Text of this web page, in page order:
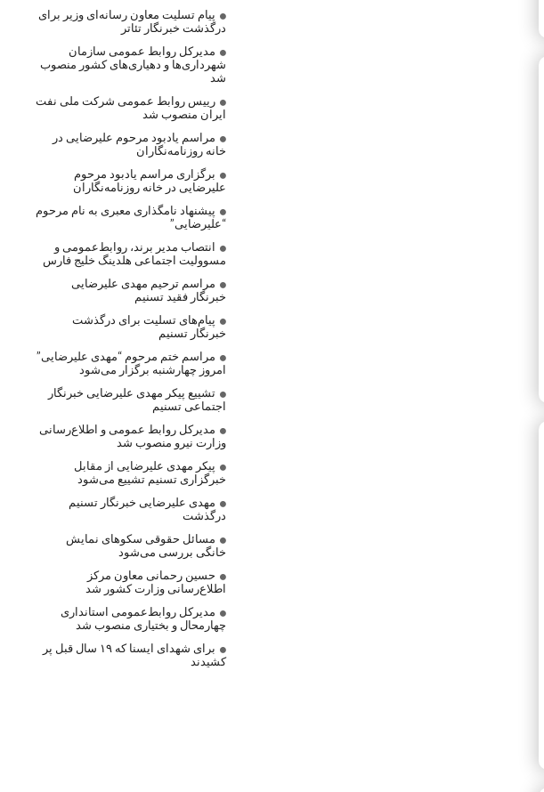
پیام تسلیت معاون رسانه‌ای وزیر برای
درگذشت خبرنگار تئاتر
مدیرکل روابط عمومی سازمان
شهرداری‌ها و دهیاری‌های کشور منصوب
شد
رییس روابط عمومی شرکت ملی نفت
ایران منصوب شد
مراسم یادبود مرحوم علیرضایی در
خانه روزنامه‌نگاران
برگزاری مراسم یادبود مرحوم
علیرضایی در خانه روزنامه‌نگاران
پیشنهاد نامگذاری معبری به نام مرحوم
“علیرضایی”
انتصاب مدیر برند، روابط‌عمومی و
مسوولیت اجتماعی هلدینگ خلیج فارس
مراسم ترحیم مهدی علیرضایی
خبرنگار فقید تسنیم
پیام‌های تسلیت برای درگذشت
خبرنگار تسنیم
مراسم ختم مرحوم “مهدی علیرضایی”
امروز چهارشنبه برگزار می‌شود
تشییع پیکر مهدی علیرضایی خبرنگار
اجتماعی تسنیم
مدیرکل روابط عمومی و اطلاع‌رسانی
وزارت نیرو منصوب شد
پیکر مهدی علیرضایی از مقابل
خبرگزاری تسنیم تشییع می‌شود
مهدی علیرضایی خبرنگار تسنیم
درگذشت
مسائل حقوقی سکوهای نمایش
خانگی بررسی می‌شود
حسین رحمانی معاون مرکز
اطلاع‌رسانی وزارت کشور شد
مدیرکل روابط‌عمومی استانداری
چهارمحال و بختیاری منصوب شد
برای شهدای ایسنا که ۱۹ سال قبل پر
کشیدند